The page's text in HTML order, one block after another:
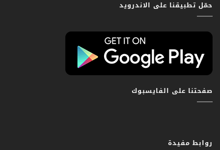
حمّل تطبيقنا على الاندرويد
صفحتنا على الفايسبوك
روابط مفيدة